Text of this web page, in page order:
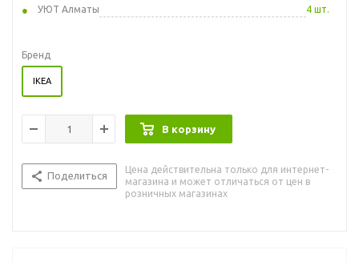
УЮТ Алматы
4 шт.
Бренд
IKEA
В корзину
Поделиться
Цена действительна только для интернет-
магазина и может отличаться от цен в
розничных магазинах